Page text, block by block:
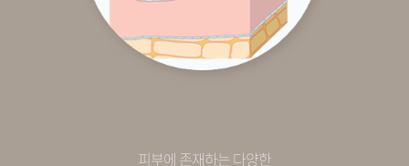
피부에 존재하는 다양한